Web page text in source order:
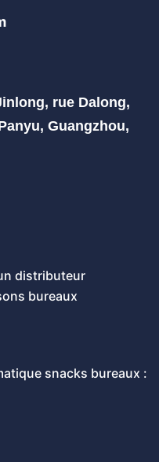
rue Dalong,
Guangzhou,
distributeur
bureaux
snacks bureaux :